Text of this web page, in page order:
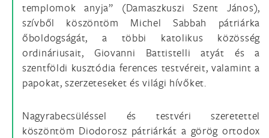
templomok anyja” (Damaszkuszi Szent János),
szívből köszöntöm Michel Sabbah pátriárka
őboldogságát, a többi katolikus közösség
ordináriusait, Giovanni Battistelli atyát és a
szentföldi kusztódia ferences testvéreit, valamint a
papokat, szerzeteseket és világi hívőket.
Nagyrabecsüléssel és testvéri szeretettel
köszöntöm Diodorosz pátriárkát a görög ortodox